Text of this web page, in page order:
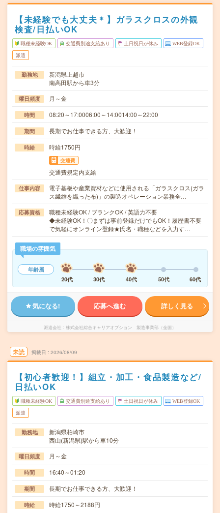
【未経験でも大丈夫＊】ガラスクロスの外観
検査/日払いOK
職種未経験OK 交通費別途支給あり 土日祝日が休み WEB登録OK
派遣
勤務地
新潟県上越市
南高田駅から車3分
曜日頻度 月～金
時間 08:20～17:0006:00～14:0014:00～22:00
期間 長期でお仕事できる方、大歓迎！
時給 時給1750円
交通費
交通費規定内支給
仕事内容
電子基板や産業資材などに使用される「ガラスクロス(ガラ
ス繊維を織った布)」の製造オペレーション業務全…
応募資格
職種未経験OK / ブランクOK / 英語力不要
◆未経験OK！〇まずは事前登録だけでもOK！履歴書不要
で気軽にオンライン登録★氏名・職種などを入力す…
職場の雰囲気
年齢層
20代
30代 40代 50代 60代
気になる! 応募へ進む 詳しく見る
派遣会社 株式会社綜合キャリアオプション 製造事業部（全国）
未読 掲載日 2026/08/09
【初心者歓迎！】組立・加工・食品製造など/
日払いOK
職種未経験OK 交通費別途支給あり 土日祝日が休み WEB登録OK
派遣
勤務地
新潟県柏崎市
西山(新潟県)駅から車10分
曜日頻度 月～金
時間 16:40～01:20
期間 長期でお仕事できる方、大歓迎！
時給 時給1750～2188円